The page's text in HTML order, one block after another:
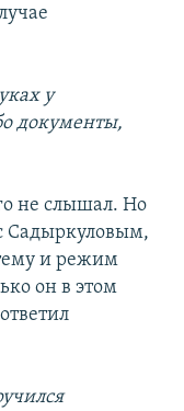
у
документы,
не слышал. Но
Садыркуловым,
и режим
он в этом